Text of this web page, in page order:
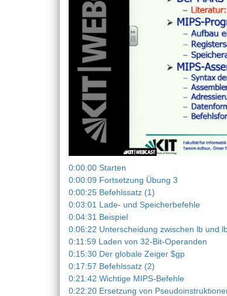
0:00:00 Starten
0:00:09 Fortsetzung Übung 3
0:00:25 Befehlssatz (1)
0:03:01 Lade- und Speicherbefehle
0:04:31 Beispiel
0:06:22 Unterscheidung zwischen lb und
0:11:59 Laden von 32-Bit-Operanden
0:15:30 Der globale Zeiger $gp
0:17:57 Befehlssatz (2)
0:21:42 Wichtige MIPS-Befehle
0:22:20 Ersetzung von